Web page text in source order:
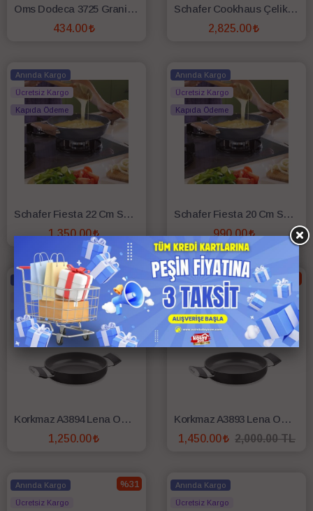
Oms Dodeca 3725 Granit Döküm 16 Cm Sahan - Antrasit
434.00
Schafer Cookhaus Çelik Sahan Seti-6 Parça-Gümüş
2,825.00
Anında Kargo
Ücretsiz Kargo
Kapıda Ödeme
Schafer Fiesta 22 Cm Seramik Sahan 1 Parça-Siyah
1,350.00
SEPETE EKLE
Anında Kargo
Ücretsiz Kargo
Kapıda Ödeme
Schafer Fiesta 20 Cm Seramik Sahan 1 Parça-Siyah
990.00
SEPETE EKLE
Anında Kargo
Ücretsiz Kargo
Kapıda Ödeme
Korkmaz A3894 Lena Omlet 22 Cm Sahan
1,250.00
%28
Anında Kargo
Ücretsiz Kargo
Kapıda Ödeme
Korkmaz A3893 Lena Omlet 20 Cm Sahan
1,450.00
2,000.00 TL
%31
Anında Kargo
Ücretsiz Kargo
Anında Kargo
Ücretsiz Kargo